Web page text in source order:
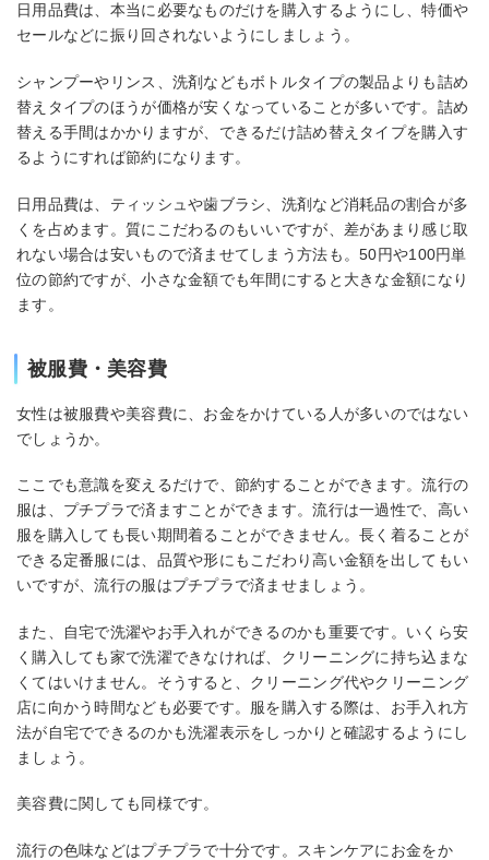
日用品費は、本当に必要なものだけを購入するようにし、特価や
セールなどに振り回されないようにしましょう。
シャンプーやリンス、洗剤などもボトルタイプの製品よりも詰め
替えタイプのほうが価格が安くなっていることが多いです。詰め
替える手間はかかりますが、できるだけ詰め替えタイプを購入す
るようにすれば節約になります。
日用品費は、ティッシュや歯ブラシ、洗剤など消耗品の割合が多
くを占めます。質にこだわるのもいいですが、差があまり感じ取
れない場合は安いもので済ませてしまう方法も。50円や100円単
位の節約ですが、小さな金額でも年間にすると大きな金額になり
ます。
被服費・美容費
女性は被服費や美容費に、お金をかけている人が多いのではない
でしょうか。
ここでも意識を変えるだけで、節約することができます。流行の
服は、プチプラで済ますことができます。流行は一過性で、高い
服を購入しても長い期間着ることができません。長く着ることが
できる定番服には、品質や形にもこだわり高い金額を出してもい
いですが、流行の服はプチプラで済ませましょう。
また、自宅で洗濯やお手入れができるのかも重要です。いくら安
く購入しても家で洗濯できなければ、クリーニングに持ち込まな
くてはいけません。そうすると、クリーニング代やクリーニング
店に向かう時間なども必要です。服を購入する際は、お手入れ方
法が自宅でできるのかも洗濯表示をしっかりと確認するようにし
ましょう。
美容費に関しても同様です。
流行の色味などはプチプラで十分です。スキンケアにお金をか